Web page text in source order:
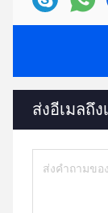
ส่งอีเมลถึง